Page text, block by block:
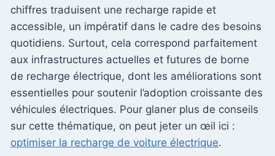
chiffres traduisent une recharge rapide et
accessible, un impératif dans le cadre des besoins
quotidiens. Surtout, cela correspond parfaitement
aux infrastructures actuelles et futures de borne
de recharge électrique, dont les améliorations sont
essentielles pour soutenir l’adoption croissante des
véhicules électriques. Pour glaner plus de conseils
sur cette thématique, on peut jeter un œil ici :
optimiser la recharge de voiture électrique.